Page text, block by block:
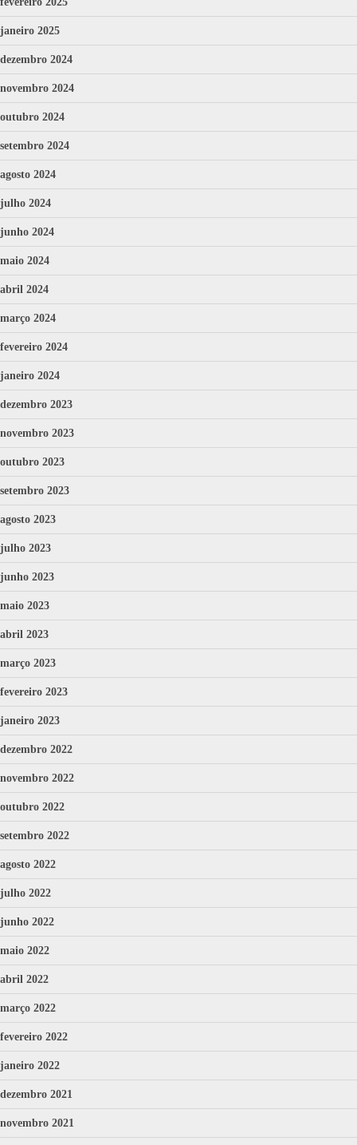
janeiro 2025
dezembro 2024
novembro 2024
outubro 2024
setembro 2024
agosto 2024
julho 2024
junho 2024
maio 2024
abril 2024
março 2024
fevereiro 2024
janeiro 2024
dezembro 2023
novembro 2023
outubro 2023
setembro 2023
agosto 2023
julho 2023
junho 2023
maio 2023
abril 2023
março 2023
fevereiro 2023
janeiro 2023
dezembro 2022
novembro 2022
outubro 2022
setembro 2022
agosto 2022
julho 2022
junho 2022
maio 2022
abril 2022
março 2022
fevereiro 2022
janeiro 2022
dezembro 2021
novembro 2021